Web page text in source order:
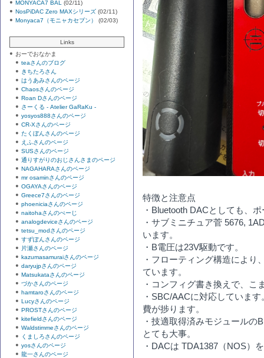
MONYACA7 BAL
(02/11)
NosPiDAC Zero MAXシリーズ (02/11)
Monyaca7（モニャカセブン）
(02/03)
Links
おーでおなかま
teaさんのブログ
きちたろさん
はうあみさんのページ
Chaosさんのページ
Roan Dさんのページ
さーくる - Atelier GaRaKu -
yosyos888さんのページ
CR-Xさんのページ
たくぼんさんのページ
えふさんのページ
SUSさんのページ
通りすがりのおじさんさまのページ
NAGAHARAさんのページ
mr osaminさんのページ
OGAYAさんのページ
Greece7さんのページ
phoeniciaさんのページ
naitohaさんのぺーじ
analogdeviceさんのページ
tetsu_modさんのページ
すずぽんさんのページ
片瀬さんのページ
kazumasamuraiさんのページ
daryujpさんのページ
Matsukataさんのページ
づかさんのページ
hamtaroさんのページ
Lucyさんのページ
PROSTさんのページ
kitefieldさんのページ
Waldstimmeさんのページ
くましろさんのページ
yosさんのページ
龍一さんのページ
特徴と注意点
・Bluetooth DACとしても、
・サブミニチュア菅 5676,
います。
・B電圧は23V駆動です。
・フローティング構造により
ています。
・コンフィグ書き換えで、こ
・SBC/AACに対応していま
費が捗ります。
・技適取得済みモジュールの
とても大事。
・DACは TDA1387（NOS）